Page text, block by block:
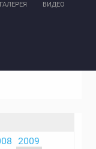
ВИДЕО
2009